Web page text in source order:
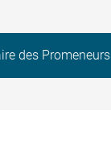
des Promeneurs